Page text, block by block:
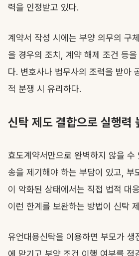
력을 인정받고 있다.
계약서 작성 시에는 부양 의무의 구
을 경우의 조치, 계약 해제 조건 등
다. 변호사나 법무사의 조력을 받아
적 분쟁 시 유리하다.
신탁 제도 결합으로 실행력
효도계약서만으로 완벽하지 않을 수
송을 제기해야 하는 부담이 있고, 부
이 악화된 상태에서는 직접 법적 대
이런 한계를 보완하는 방법이 신탁
유언대용신탁을 이용하면 부모가 생
에 맡기고 부양 조건 이행 여부를 점